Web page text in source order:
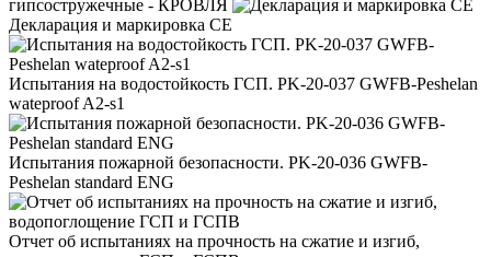
гипсостружечные - КРОВЛЯ
Декларация и маркировка CE
Испытания на водостойкость ГСП. PK-20-037 GWFB-Peshelan
wateproof A2-s1
Испытания пожарной безопасности. PK-20-036 GWFB-
Peshelan standard ENG
Отчет об испытаниях на прочность на сжатие и изгиб,